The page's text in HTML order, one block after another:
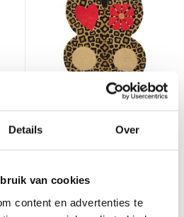
Details Over
van cookies
content en advertenties te
Loony leopard butterfly
vloerkleed L